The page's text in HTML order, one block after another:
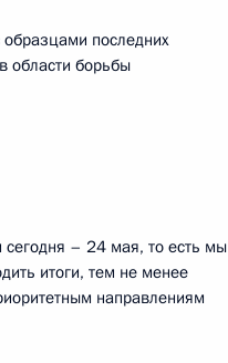
Безопасности
образцами последних
области борьбы
– 24 мая, то есть мы
итоги, тем не менее
направлениям